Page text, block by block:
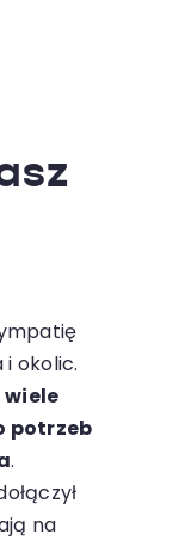
okolic.
wiele
potrzeb
.
na